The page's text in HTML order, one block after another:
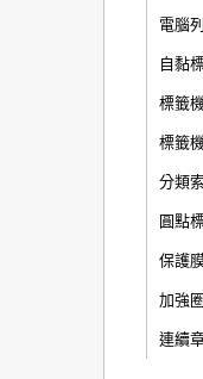
電腦
自黏
標籤
標籤
分類
圓點
保護
加強圈
連續